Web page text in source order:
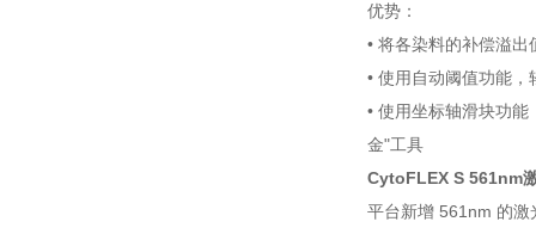
优势：
• 将各染料的补偿溢
• 使用自动阈值功能
• 使用坐标轴滑块功
金"工具
CytoFLEX S 561nm
平台新增 561nm 的激